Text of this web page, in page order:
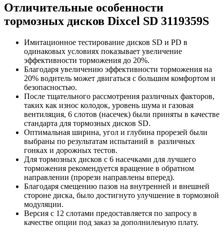
Отличительные особенности
тормозных дисков Dixcel SD 3119359S
Имитационное тестирование дисков SD и PD в
одинаковых условиях показывает увеличение
эффективности торможения до 20%.
Благодаря увеличению эффективности торможения на
20% водитель может двигаться с большим комфортом и
безопасностью.
После тщательного рассмотрения различных факторов,
таких как износ колодок, уровень шума и газовая
вентиляция, 6 слотов (насечек) были приняты в качестве
стандарта для тормозных дисков SD.
Оптимальная ширина, угол и глубина прорезей были
выбраны по результатам испытаний в различных
гонках и дорожных тестов.
Для тормозных дисков с 6 насечками для лучшего
торможения рекомендуется вращение в обратном
направлении (прорези направлены вперед).
Благодаря смещению пазов на внутренней и внешней
стороне диска, было достигнуто улучшение в тормозной
модуляции.
Версия с 12 слотами предоставляется по запросу в
качестве опции под заказ за дополнилеьную плату.